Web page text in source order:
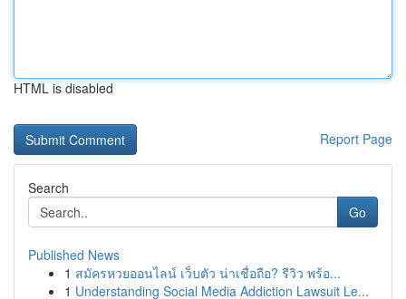
HTML is disabled
Report Page
Search
Go
Published News
1 สมัครหวยออนไลน์ เว็บตัว น่าเชื่อถือ? รีวิว พร้อ...
1 Understanding Social Media Addiction Lawsuit Le...